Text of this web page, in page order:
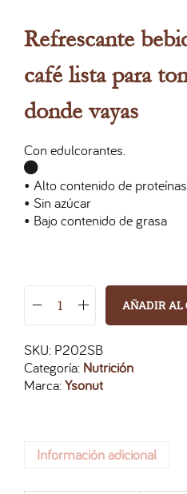
Refrescante
café lista para
donde vayas
Con edulcorantes.
• Alto contenido de proteínas
• Sin azúcar
• Bajo contenido de grasa
AÑADIR AL
SKU: P202SB
Categoría: Nutrición
Marca:Ysonut
Información adicional